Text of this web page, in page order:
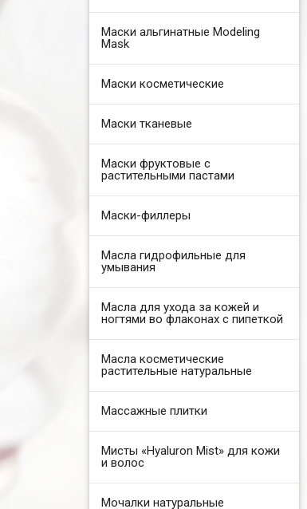
Маски альгинатные Modeling
Mask
Маски косметические
Маски тканевые
Маски фруктовые с
растительными пастами
Маски-филлеры
Масла гидрофильные для
умывания
Масла для ухода за кожей и
ногтями во флаконах с пипеткой
Масла косметические
растительные натуральные
Массажные плитки
Мисты «Hyaluron Mist» для кожи
и волос
Мочалки натуральные